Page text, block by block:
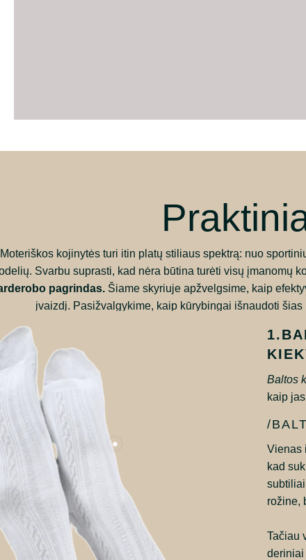
Moteriškos kojinytės turi itin platų stiliaus spektrą: nuo
Svarbu suprasti, kad nėra būtina turėti visų įmanomų
pagrindas. Šiame skyriuje apžvelgsime, kaip
įvaizdį. Pasižvalgykime, kaip kūrybingai išnaudoti
Baltos
kaip
/
Vienas
kad
rožine,
Tačiau